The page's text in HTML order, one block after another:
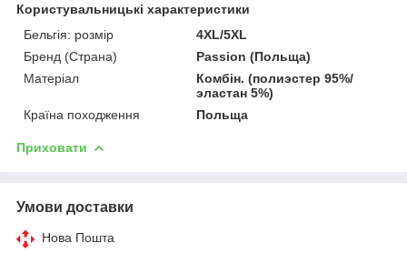
Користувальницькі характеристики
Бельгія: розмір
4XL/5XL
Бренд (Страна)
Passion (Польща)
Матеріал
Комбін. (полиэстер 95%/
эластан 5%)
Країна походження
Польща
Приховати
Умови доставки
Нова Пошта